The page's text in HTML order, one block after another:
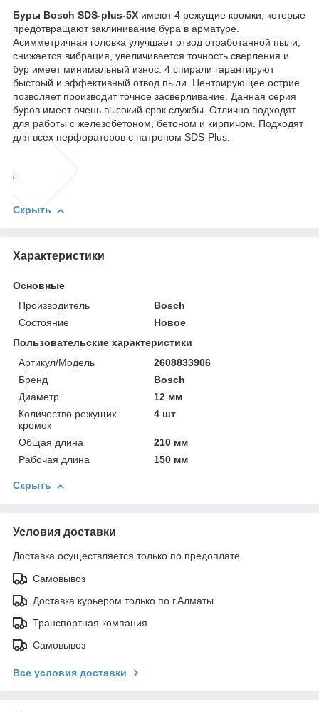
Буры Bosch SDS-plus-5X имеют 4 режущие кромки, которые
предотвращают заклинивание бура в арматуре.
Асимметричная головка улучшает отвод отработанной пыли,
снижается вибрация, увеличивается точность сверления и
бур имеет минимальный износ. 4 спирали гарантируют
быстрый и эффективный отвод пыли. Центрирующее острие
позволяет производит точное засверливание. Данная серия
буров имеет очень высокий срок службы. Отлично подходят
для работы с железобетоном, бетоном и кирпичом. Подходят
для всех перфораторов с патроном SDS-Plus.
Скрыть
Характеристики
Основные
Производитель
Bosch
Состояние
Новое
Пользовательские характеристики
Артикул/Модель
2608833906
Бренд
Bosch
Диаметр
12 мм
Количество режущих
кромок
4 шт
Общая длина
210 мм
Рабочая длина
150 мм
Скрыть
Условия доставки
Доставка осуществляется только по предоплате.
Самовывоз
Доставка курьером только по г.Алматы
Транспортная компания
Самовывоз
Все условия доставки